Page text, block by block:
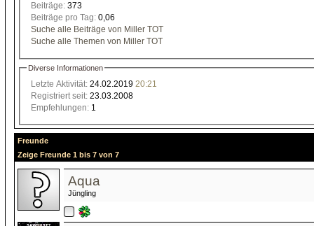
Beiträge: 373
Beiträge pro Tag: 0,06
Suche alle Beiträge von Miller TOT
Suche alle Themen von Miller TOT
Diverse Informationen
Letzte Aktivität: 24.02.2019 20:21
Registriert seit: 23.03.2008
Empfehlungen: 1
Freunde
Zeige Freunde 1 bis 7 von 7
Aqua
Jüngling